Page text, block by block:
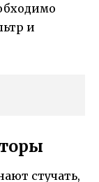
и
стучать,